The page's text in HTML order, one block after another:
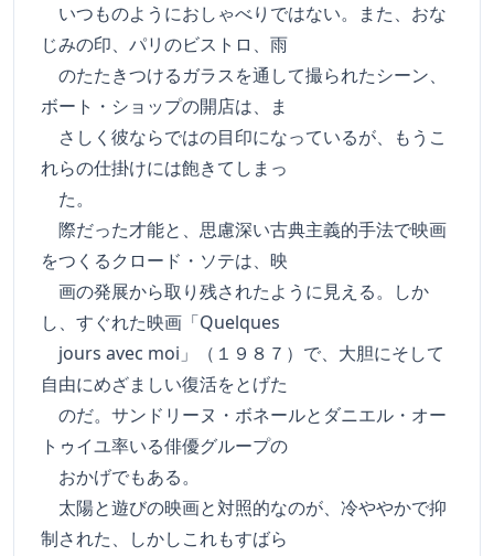
いつものようにおしゃべりではない。また、おな
じみの印、パリのビストロ、雨
のたたきつけるガラスを通して撮られたシーン、
ボート・ショップの開店は、ま
さしく彼ならではの目印になっているが、もうこ
れらの仕掛けには飽きてしまっ
た。
際だった才能と、思慮深い古典主義的手法で映画
をつくるクロード・ソテは、映
画の発展から取り残されたように見える。しか
し、すぐれた映画「Quelques
jours avec moi」（１９８７）で、大胆にそして
自由にめざましい復活をとげた
のだ。サンドリーヌ・ボネールとダニエル・オー
トゥイユ率いる俳優グループの
おかげでもある。
太陽と遊びの映画と対照的なのが、冷ややかで抑
制された、しかしこれもすばら